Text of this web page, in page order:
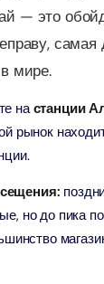
— это
мире.
настанции
рынок
но до пика